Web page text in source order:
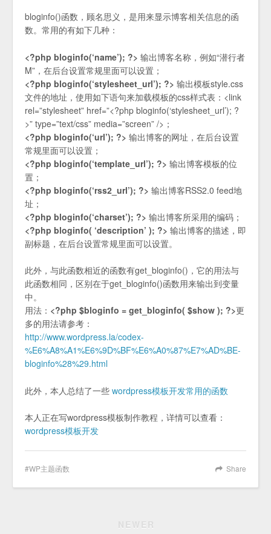
bloginfo()函数，顾名思义，是用来显示博客相关信息的函
数。常用的有如下几种：
<?php bloginfo(‘name’); ?> 输出博客名称，例如“潜行者
M”，在后台设置常规里面可以设置；
<?php bloginfo(‘stylesheet_url’); ?> 输出模板style.css
文件的地址，使用如下语句来加载模板的css样式表：<link
rel=”stylesheet” href=”<?php bloginfo(‘stylesheet_url’); ?
>” type=”text/css” media=”screen” />；
<?php bloginfo(‘url’); ?> 输出博客的网址，在后台设置
常规里面可以设置；
<?php bloginfo(‘template_url’); ?> 输出博客模板的位
置；
<?php bloginfo(‘rss2_url’); ?> 输出博客RSS2.0 feed地
址；
<?php bloginfo(‘charset’); ?> 输出博客所采用的编码；
<?php bloginfo( ‘description’ ); ?> 输出博客的描述，即
副标题，在后台设置常规里面可以设置。
此外，与此函数相近的函数有get_bloginfo()，它的用法与
此函数相同，区别在于get_bloginfo()函数用来输出到变量
中。
用法： <?php $bloginfo = get_bloginfo( $show ); ?>更
多的用法请参考：
http://www.wordpress.la/codex-
%E6%A8%A1%E6%9D%BF%E6%A0%87%E7%AD%BE-
bloginfo%28%29.html
此外，本人总结了一些 wordpress模板开发常用的函数
本人正在写wordpress模板制作教程，详情可以查看：
wordpress模板开发
Share
WP主题函数
NEWER